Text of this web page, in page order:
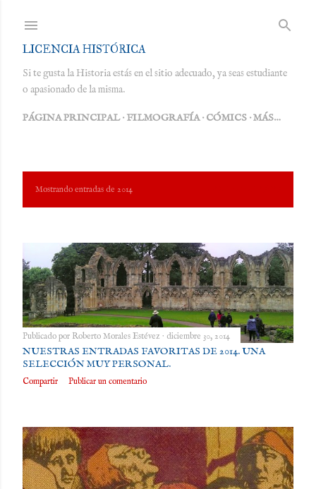
LICENCIA HISTÓRICA
Si te gusta la Historia estás en el sitio adecuado, ya seas estudiante
o apasionado de la misma.
PÁGINA PRINCIPAL FILMOGRAFÍA CÓMICS MÁS…
d
a
s
Mostrando entradas de 2014
Publicado por Roberto Morales Estévez diciembre 30, 2014
NUESTRAS ENTRADAS FAVORITAS DE 2014. UNA
SELECCIÓN MUY PERSONAL.
Compartir Publicar un comentario